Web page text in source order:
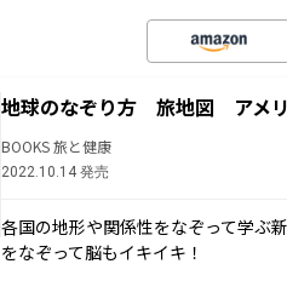
地球のなぞり方 旅地図 アメ
BOOKS 旅と健康
2022.10.14 発売
各国の地形や関係性をなぞって学ぶ
をなぞって脳もイキイキ！